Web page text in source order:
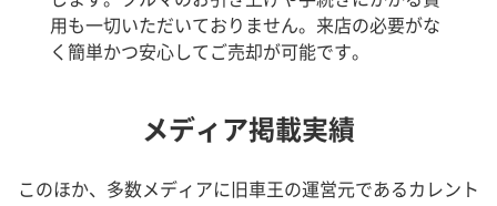
用も一切いただいておりません。来店の必要がな
く簡単かつ安心してご売却が可能です。
メディア掲載実績
このほか、多数メディアに旧車王の運営元であるカレント